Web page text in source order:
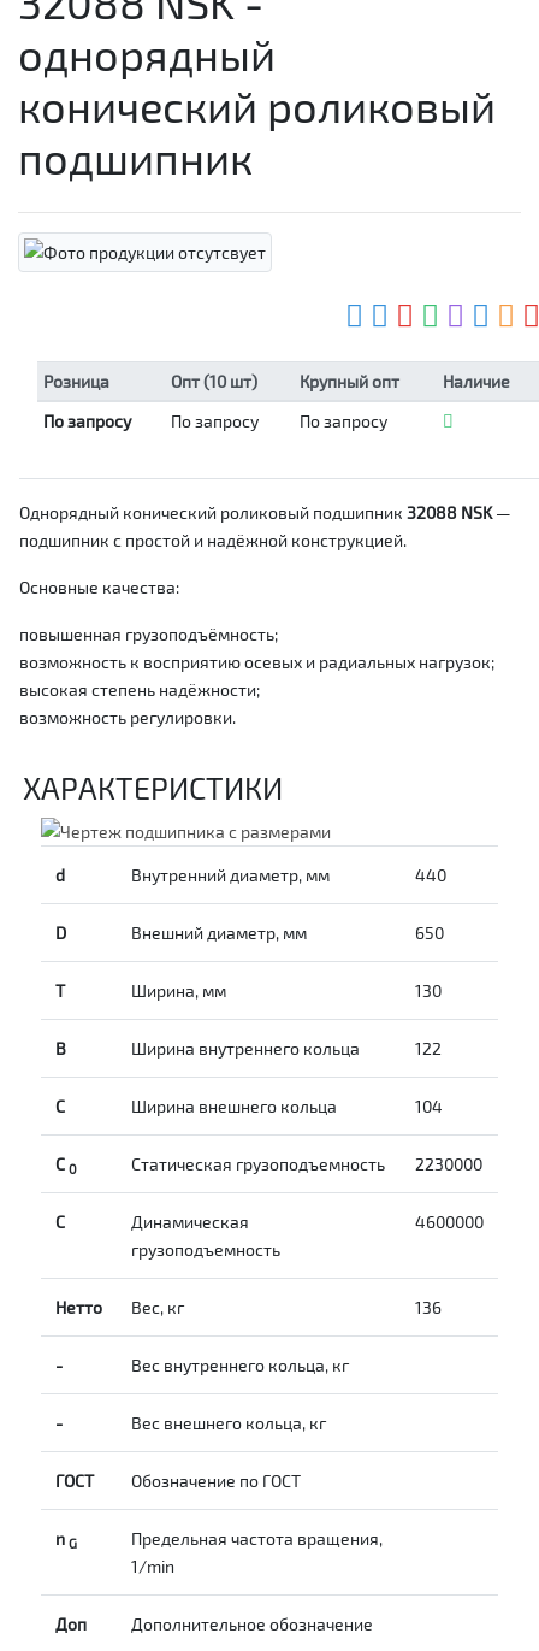
однорядный
конический роликовый
подшипник
Розница Опт (10 шт) Крупный опт
Наличие
По запросу
По запросу По запросу
Однорядный конический роликовый подшипник 32088 NSK—
подшипник с простой и надёжной конструкцией.
Основные качества:
повышенная грузоподъёмность;
возможность к восприятию осевых и радиальных нагрузок;
высокая степень надёжности;
возможность регулировки.
ХАРАКТЕРИСТИКИ
d Внутренний диаметр, мм 440
D Внешний диаметр, мм 650
T Ширина, мм 130
B Ширина внутреннего кольца 122
С Ширина внешнего кольца 104
С 0 Статическая грузоподъемность 2230000
C
Динамическая
грузоподъемность
4600000
Нетто Вес, кг 136
- Вес внутреннего кольца, кг
- Вес внешнего кольца, кг
ГОСТ Обозначение по ГОСТ
n G
Предельная частота вращения,
1/min
Доп Дополнительное обозначение